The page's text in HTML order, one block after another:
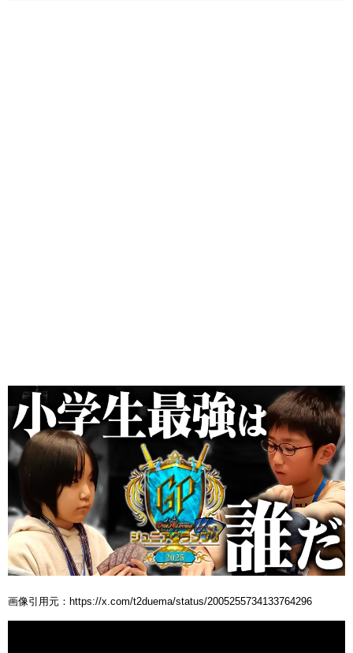
画像引用元：https://x.com/t2duema/status/2005255734133764296